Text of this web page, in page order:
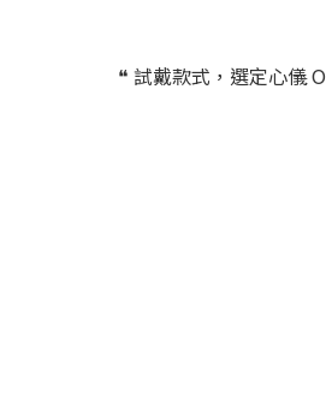
❝ 試戴款式，選定心儀